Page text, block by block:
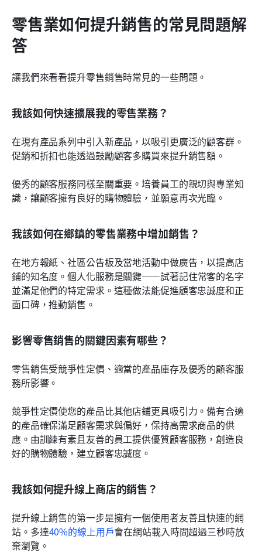
零售業如何提升銷售的常見問題解
答
讓我們來看看提升零售銷售時常見的一些問題。
我該如何快速擴展我的零售業務？
在現有產品系列中引入新產品，以吸引更廣泛的顧客群。
促銷和折扣也能透過鼓勵顧客多購買來提升銷售額。
優秀的顧客服務同樣至關重要。培養員工的親切與專業知
識，讓顧客擁有良好的購物體驗，並願意再次光臨。
我該如何在鄉鎮的零售業務中增加銷售？
在地方報紙、社區公告板及當地活動中做廣告，以提高店
鋪的知名度。個人化服務是關鍵——試著記住常客的名字
並滿足他們的特定需求。這種做法能促進顧客忠誠度和正
面口碑，推動銷售。
影響零售銷售的關鍵因素有哪些？
零售銷售受競爭性定價、適當的產品庫存及優秀的顧客服
務所影響。
競爭性定價使您的產品比其他店鋪更具吸引力。備有合適
的產品確保滿足顧客需求與偏好，保持高需求商品的供
應。由訓練有素且友善的員工提供優質顧客服務，創造良
好的購物體驗，建立顧客忠誠度。
我該如何提升線上商店的銷售？
提升線上銷售的第一步是擁有一個使用者友善且快速的網
站。多達40%的線上用戶會在網站載入時間超過三秒時放
棄瀏覽。